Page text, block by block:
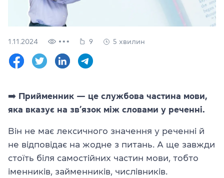
Залишити заявку
Мова сайту
(063) 580 11 00
(098) 580 11 00
Дивитись на Google Maps
1.11.2024 9 5 хвилин
➡️ Прийменник — це службова частина мови,
яка вказує на зв’язок між словами у реченні.
Він не має лексичного значення у реченні й
не відповідає на жодне з питань. А ще завжди
стоїть біля самостійних частин мови, тобто
іменників, займенників, числівників.